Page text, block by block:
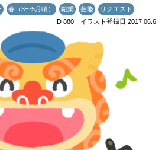
春（3〜5月頃） 職業 芸能
リクエスト
ID 880 イラスト登録日 2017.06.6